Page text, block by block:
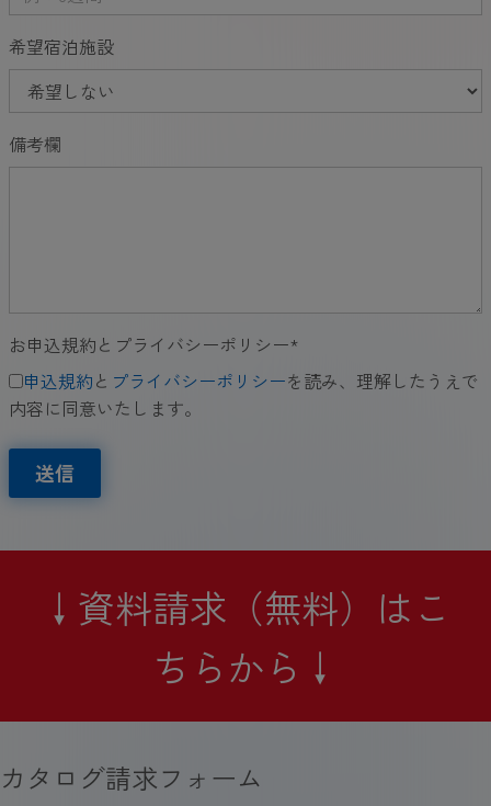
希望宿泊施設
備考欄
お申込規約とプライバシーポリシー*
申込規約と プライバシーポリシーを読み、理解したうえで
内容に同意いたします。
送信
↓資料請求（無料）はこ
ちらから↓
カタログ請求フォーム